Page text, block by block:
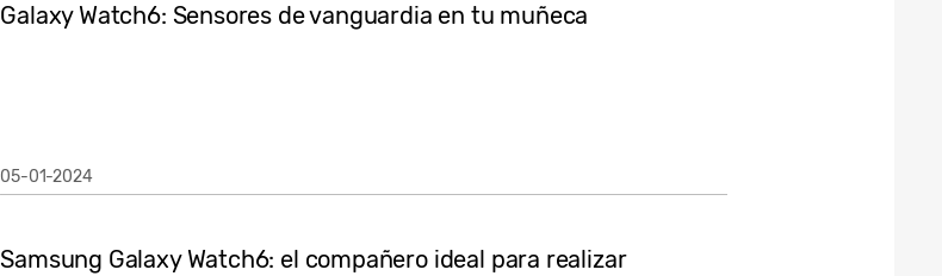
Galaxy Watch6: Sensores de vanguardia en tu muñeca
05-01-2024
Samsung Galaxy Watch6: el compañero ideal para realizar